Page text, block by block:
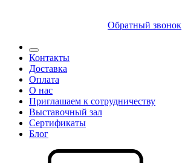
Обратный звонок
Контакты
Доставка
Оплата
О нас
Приглашаем к сотрудничеству
Выставочный зал
Сертификаты
Блог